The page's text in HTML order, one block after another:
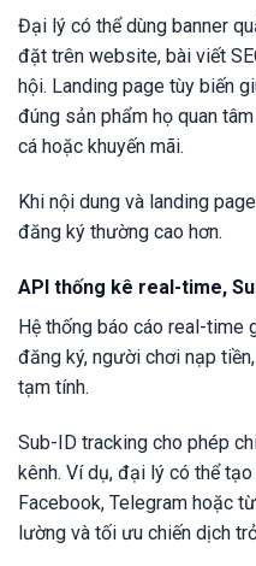
Đại lý có thể dùng banner
đặt trên website, bài viết
hội. Landing page tùy biến
đúng sản phẩm họ quan
cá hoặc khuyến mãi.
Khi nội dung và landing
đăng ký thường cao hơn.
API thống kê real-time,
Hệ thống báo cáo real-
đăng ký, người chơi nạp
tạm tính.
Sub-ID tracking cho phép
kênh. Ví dụ, đại lý có thể
Facebook, Telegram hoặc
lường và tối ưu chiến dịch